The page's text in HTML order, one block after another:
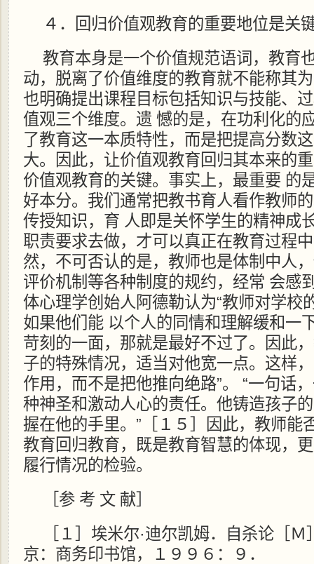
４．回归价值观教育的重要地位是关
教育本身是一个价值规范语词，教育
动，脱离了价值维度的教育就不能称其
也明确提出课程目标包括知识与技能、
值观三个维度。遗 憾的是，在功利化的
了教育这一本质特性，而是把提高分数
大。因此，让价值观教育回归其本来的
价值观教育的关键。事实上，最重要 的
好本分。我们通常把教书育人看作教师
传授知识，育 人即是关怀学生的精神成
职责要求去做，才可以真正在教育过程
然，不可否认的是，教师也是体制中人
评价机制等各种制度的规约，经常 会感
体心理学创始人阿德勒认为“教师对学校
如果他们能 以个人的同情和理解缓和一
苛刻的一面，那就是最好不过了。因此
子的特殊情况，适当对他宽一点。这样
作用，而不是把他推向绝路”。 “一句话
种神圣和激动人心的责任。他铸造孩子
握在他的手里。”［１５］因此，教师能
教育回归教育，既是教育智慧的体现，
履行情况的检验。
［参 考 文 献］
［１］埃米尔·迪尔凯姆．自杀论［
京：商务印书馆，１９９６：９．